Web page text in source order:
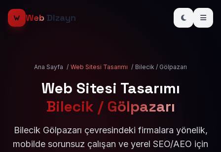
Web Dizayn
Ana Sayfa / Web Sitesi Tasarımı / Bilecik / Gölpazarı
Web Sitesi Tasarımı
Bilecik / Gölpazarı
Bilecik Gölpazarı çevresindeki firmalara yönelik,
mobilde sorunsuz çalışan ve yerel SEO/AEO için